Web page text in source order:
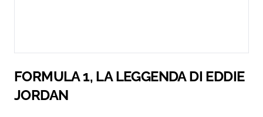
FORMULA 1, LA LEGGENDA DI EDDIE
JORDAN